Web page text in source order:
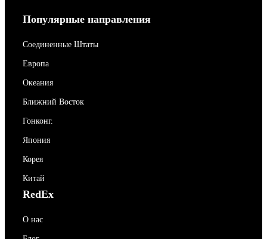
Популярные направления
Соединенные Штаты
Европа
Океания
Ближний Восток
Гонконг.
Япония
Корея
Китай
RedEx
О нас